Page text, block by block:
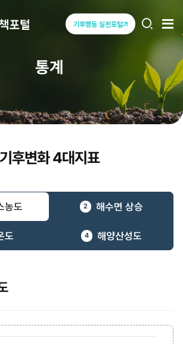
열기
전체
기후행동 실천포털
통계
기후변화 4대지표
농도 2 해수면 상승
도 4 해양산성도